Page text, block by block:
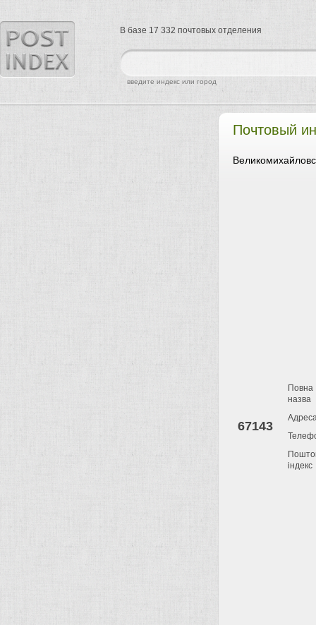
Почтовый
67143
Повна
назва
індекс
найти
введите индекс или город
В базе 17 332 почтовых отделения